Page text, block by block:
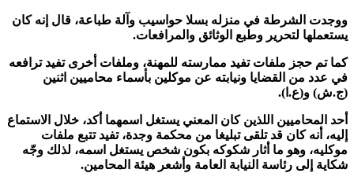
ووجدت الشرطة في منزله بسلا حواسيب وآلة طباعة، قال إنه كان
يستعملها لتحرير وطبع الوثائق والمرافعات.
كما تم حجز ملفات تفيد ممارسته للمهنة، وملفات أخرى تفيد ترافعه
في عدد من القضايا ونيابته عن موكلين بأسماء محاميين اثنين
(ج.ش) و(ع.ا).
أحد المحاميين اللذين كان المعني يستغل اسمهما أكد، خلال الاستماع
إليه، أنه كان قد تلقى تبليغا من محكمة وجدة، تفيد تتبع ملفات
موكليه، وهو ما أثار شكوكه بكون شخص يستغل اسمه، لذلك وجّه
شكاية إلى رئاسة النيابة العامة وأشعر هيئة المحامين.